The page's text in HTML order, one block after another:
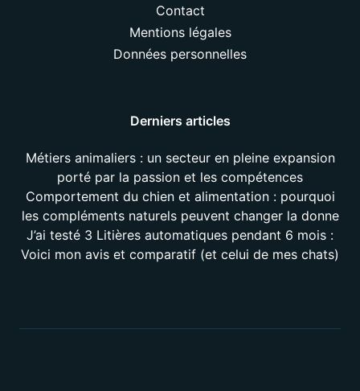
Contact
Mentions légales
Données personnelles
Derniers articles
Métiers animaliers : un secteur en pleine expansion
porté par la passion et les compétences
Comportement du chien et alimentation : pourquoi
les compléments naturels peuvent changer la donne
J’ai testé 3 Litières automatiques pendant 6 mois :
Voici mon avis et comparatif (et celui de mes chats)